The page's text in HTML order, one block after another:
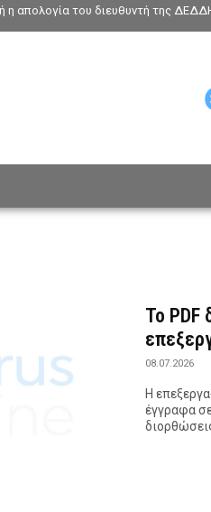
η απολογία του διευθυντή της
Το PDF
08.07.2026
Η
έγγραφα